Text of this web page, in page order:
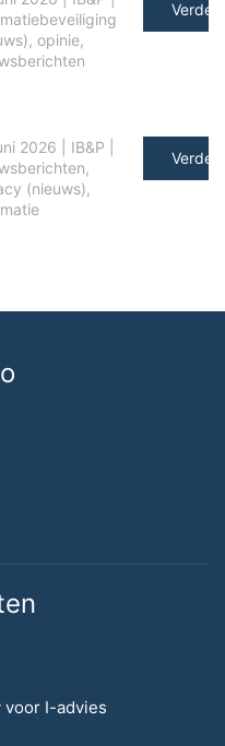
, opinie,
Verder
2026 IB&P
,
(nieuws),
Verder
voor I-advies